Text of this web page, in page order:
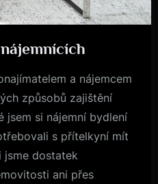
a nájemcem
způsobů zajištění
jsem si nájemní bydlení
s přítelkyní mít
jsme dostatek
ani přes